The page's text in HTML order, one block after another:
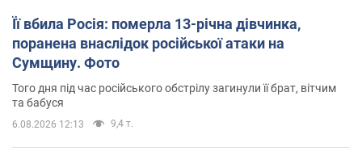
Її вбила Росія: померла 13-річна дівчинка,
поранена внаслідок російської атаки на
Сумщину. Фото
Того дня під час російського обстрілу загинули її брат, вітчим
та бабуся
6.08.2026 12:13 9,4 т.